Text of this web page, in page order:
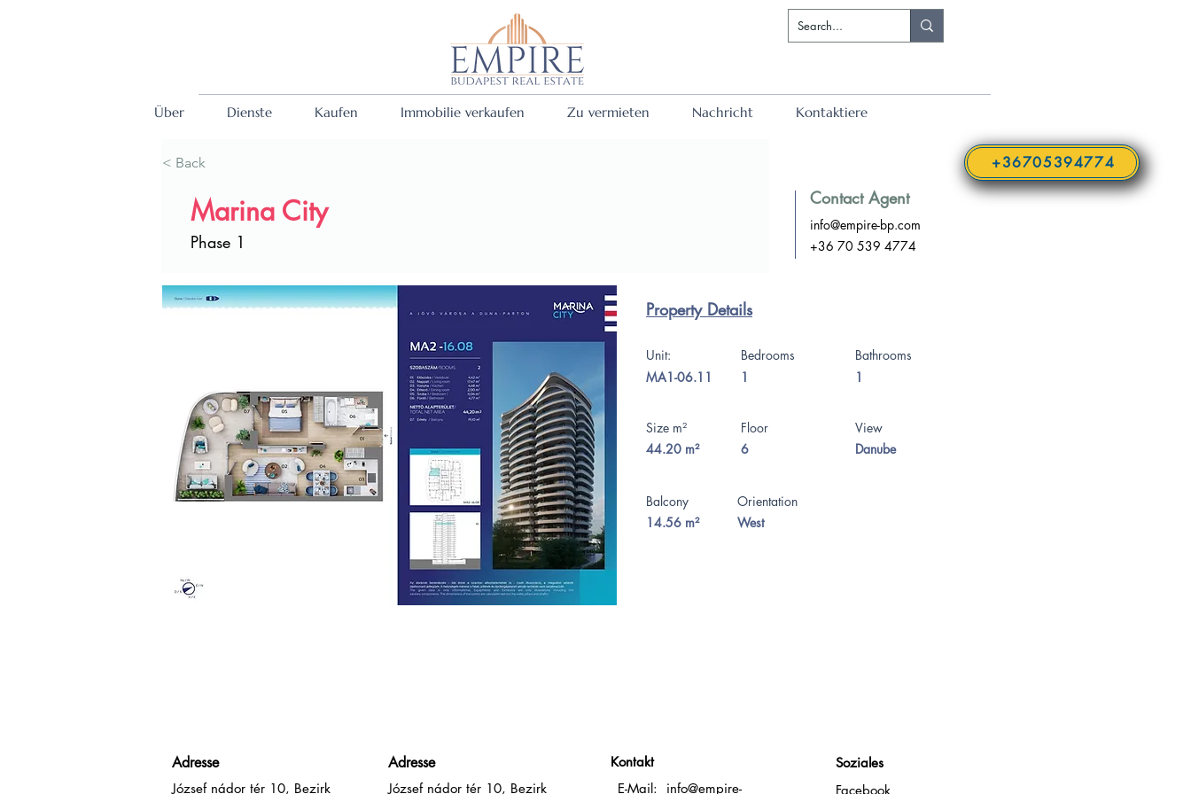
+36705394774
Über Dienste Kaufen Immobilie verkaufen Zu vermieten Nachricht Kontaktiere
< Back
Marina City
Phase 1
Contact Agent
info@empire-bp.com
+36 70 539 4774
Property Details
Unit:
MA1-06.11
Bedrooms
1
Bathrooms
1
Size m²
44.20 m²
Floor
6
View
Danube
Balcony
14.56 m²
Orientation
West
Adresse
József nádor tér 10, Bezirk
Adresse
József nádor tér 10, Bezirk
Kontakt
E-Mail: info@empire-
Soziales
Facebook